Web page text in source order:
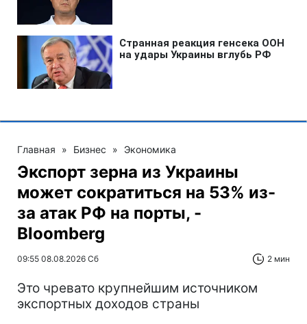
Главная » Бизнес » Экономика
Экспорт зерна из Украины
может сократиться на 53% из-
за атак РФ на порты, -
Bloomberg
09:55 08.08.2026 Сб 2 мин
Это чревато крупнейшим источником
экспортных доходов страны